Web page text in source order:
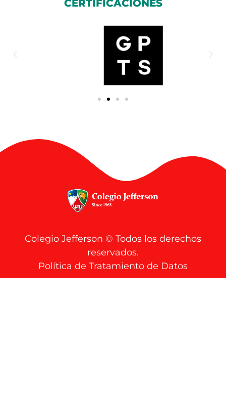
CERTIFICACIONES
Colegio Jefferson © Todos los derechos
reservados.
Política de Tratamiento de Datos